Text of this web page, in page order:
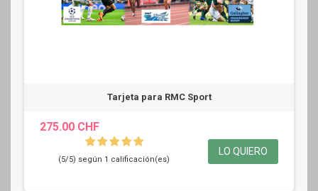
Tarjeta para RMC Sport
275.00 CHF
(5/5) según 1 calificación(es)
LO QUIERO